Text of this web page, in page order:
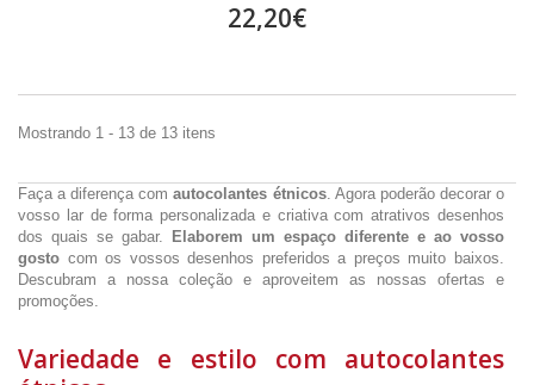
22,20€
Mostrando 1 - 13 de 13 itens
Faça a diferença comautocolantes étnicos. Agora poderão decorar o
vosso lar de forma personalizada e criativa com atrativos desenhos
dos quais se gabar.
Elaborem um espaço diferente e ao vosso
gosto com os vossos desenhos preferidos a preços muito baixos.
Descubram a nossa coleção e aproveitem as nossas ofertas e
promoções.
Variedade e estilo com autocolantes